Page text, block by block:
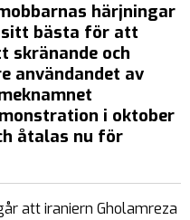
härjningar
sitt bästa för att
skränande och
användandet av
i oktober
åtalas nu för
att iraniern Gholamreza